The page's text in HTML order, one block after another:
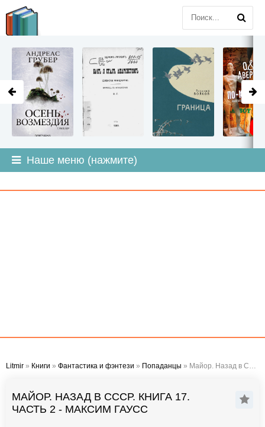
Наше меню (нажмите)
Litmir » Книги » Фантастика и фэнтези » Попаданцы » Майор. Назад в СССР. Книга 17. Часть 2 - Максим Гаусс
МАЙОР. НАЗАД В СССР. КНИГА 17.
ЧАСТЬ 2 - МАКСИМ ГАУСС
LITMIR.ORG